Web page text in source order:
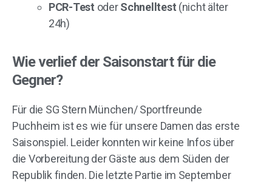
PCR-Test oderSchnelltest (nicht älter
24h)
Wie verlief der Saisonstart für die
Gegner?
Für die SG Stern München/ Sportfreunde
Puchheim ist es wie für unsere Damen das erste
Saisonspiel. Leider konnten wir keine Infos über
die Vorbereitung der Gäste aus dem Süden der
Republik finden. Die letzte Partie im September